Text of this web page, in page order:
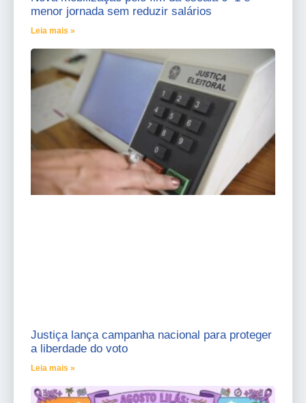
menor jornada sem reduzir salários
Leia mais »
Justiça lança campanha nacional para proteger
a liberdade do voto
Leia mais »